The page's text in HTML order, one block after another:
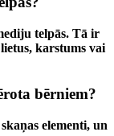
telpās. Tā ir
karstums vai
bērniem?
elementi, un